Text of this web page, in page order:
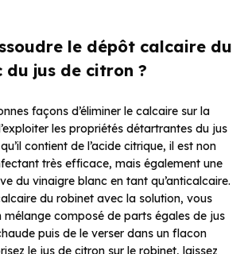
le dépôt calcaire du
du jus de citron ?
façons d’éliminer le calcaire sur la
les propriétés détartrantes du jus
contient de l’acide citrique, il est non
très efficace, mais également une
du vinaigre blanc en tant qu’anticalcaire.
du robinet avec la solution, vous
mélange composé de parts égales de jus
puis de le verser dans un flacon
le jus de citron sur le robinet, laissez